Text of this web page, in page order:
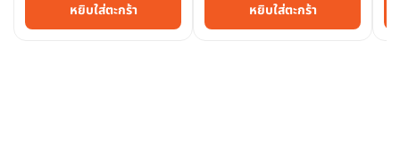
หยิบใส่ตะกร้า หยิบใส่ตะกร้า